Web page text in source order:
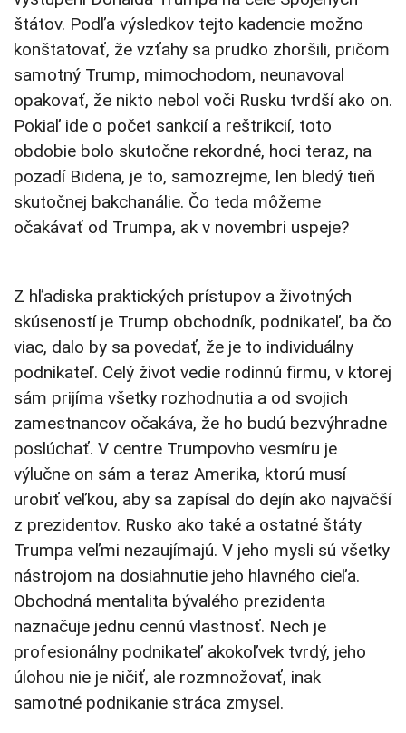
štátov. Podľa výsledkov tejto kadencie možno
konštatovať, že vzťahy sa prudko zhoršili, pričom
samotný Trump, mimochodom, neunavoval
opakovať, že nikto nebol voči Rusku tvrdší ako on.
Pokiaľ ide o počet sankcií a reštrikcií, toto
obdobie bolo skutočne rekordné, hoci teraz, na
pozadí Bidena, je to, samozrejme, len bledý tieň
skutočnej bakchanálie. Čo teda môžeme
očakávať od Trumpa, ak v novembri uspeje?
Z hľadiska praktických prístupov a životných
skúseností je Trump obchodník, podnikateľ, ba čo
viac, dalo by sa povedať, že je to individuálny
podnikateľ. Celý život vedie rodinnú firmu, v ktorej
sám prijíma všetky rozhodnutia a od svojich
zamestnancov očakáva, že ho budú bezvýhradne
poslúchať. V centre Trumpovho vesmíru je
výlučne on sám a teraz Amerika, ktorú musí
urobiť veľkou, aby sa zapísal do dejín ako najväčší
z prezidentov. Rusko ako také a ostatné štáty
Trumpa veľmi nezaujímajú. V jeho mysli sú všetky
nástrojom na dosiahnutie jeho hlavného cieľa.
Obchodná mentalita bývalého prezidenta
naznačuje jednu cennú vlastnosť. Nech je
profesionálny podnikateľ akokoľvek tvrdý, jeho
úlohou nie je ničiť, ale rozmnožovať, inak
samotné podnikanie stráca zmysel.